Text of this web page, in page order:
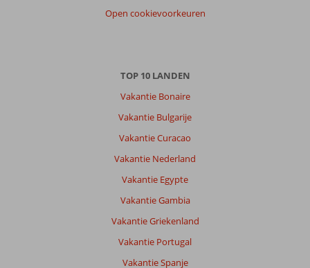
Open cookievoorkeuren
TOP 10 LANDEN
Vakantie Bonaire
Vakantie Bulgarije
Vakantie Curacao
Vakantie Nederland
Vakantie Egypte
Vakantie Gambia
Vakantie Griekenland
Vakantie Portugal
Vakantie Spanje